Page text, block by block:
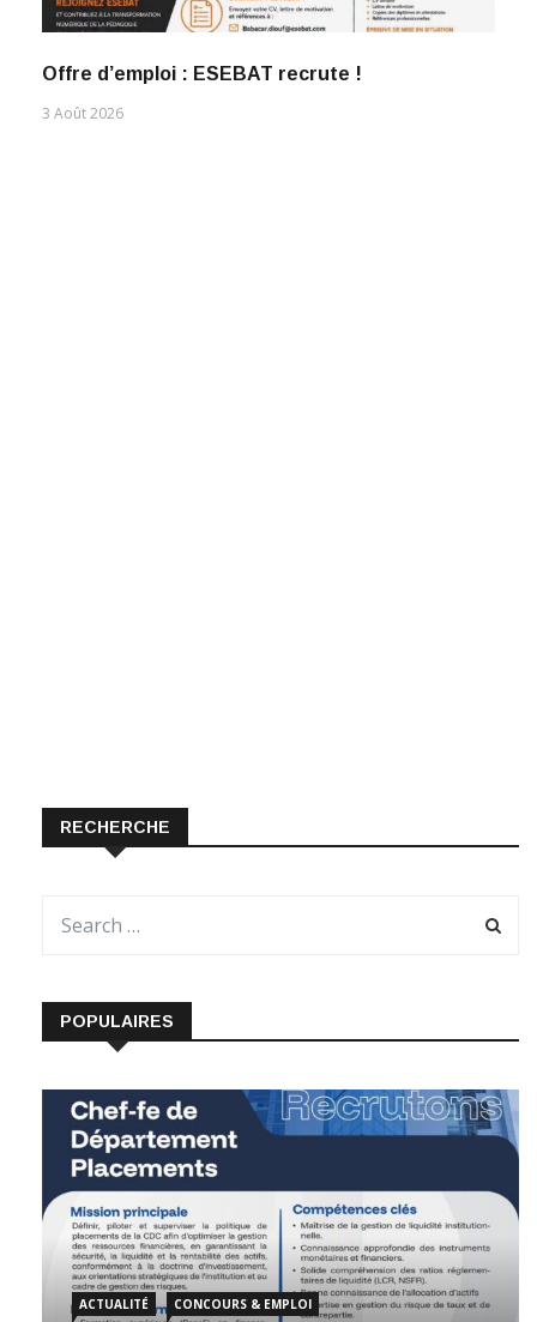
Offre d’emploi : ESEBAT recrute !
3 Août 2026
RECHERCHE
POPULAIRES
ACTUALITÉ CONCOURS & EMPLOI